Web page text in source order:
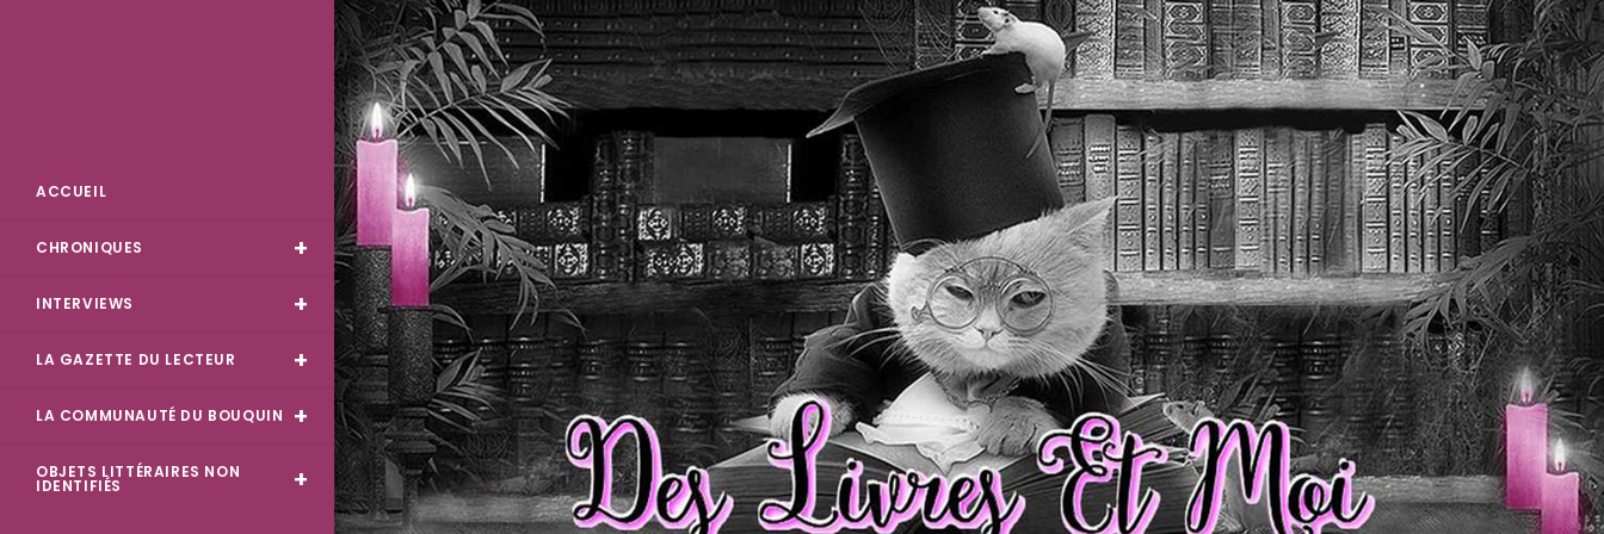
Skip
to
content
ACCUEIL
CHRONIQUES
INTERVIEWS
LA GAZETTE DU LECTEUR
LA COMMUNAUTÉ DU BOUQUIN
OBJETS LITTÉRAIRES NON
IDENTIFIÉS